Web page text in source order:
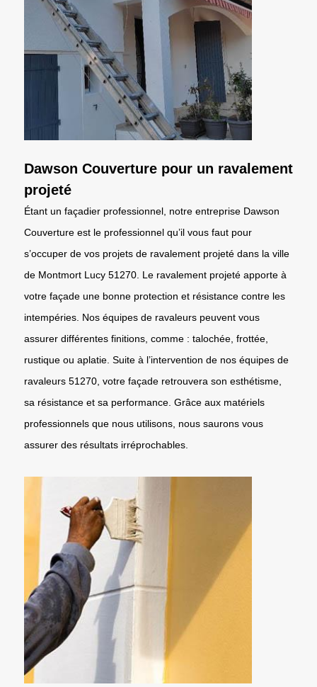
Dawson Couverture pour un ravalement
projeté
Étant un façadier professionnel, notre entreprise Dawson
Couverture est le professionnel qu’il vous faut pour
s’occuper de vos projets de ravalement projeté dans la ville
de Montmort Lucy 51270. Le ravalement projeté apporte à
votre façade une bonne protection et résistance contre les
intempéries. Nos équipes de ravaleurs peuvent vous
assurer différentes finitions, comme : talochée, frottée,
rustique ou aplatie. Suite à l’intervention de nos équipes de
ravaleurs 51270, votre façade retrouvera son esthétisme,
sa résistance et sa performance. Grâce aux matériels
professionnels que nous utilisons, nous saurons vous
assurer des résultats irréprochables.